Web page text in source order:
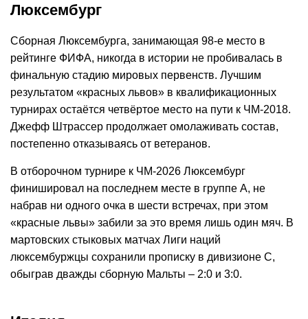
Люксембург
Сборная Люксембурга, занимающая 98-е место в
рейтинге ФИФА, никогда в истории не пробивалась в
финальную стадию мировых первенств. Лучшим
результатом «красных львов» в квалификационных
турнирах остаётся четвёртое место на пути к ЧМ-2018.
Джефф Штрассер продолжает омолаживать состав,
постепенно отказываясь от ветеранов.
В отборочном турнире к ЧМ-2026 Люксембург
финишировал на последнем месте в группе A, не
набрав ни одного очка в шести встречах, при этом
«красные львы» забили за это время лишь один мяч. В
мартовских стыковых матчах Лиги наций
люксембуржцы сохранили прописку в дивизионе C,
обыграв дважды сборную Мальты – 2:0 и 3:0.